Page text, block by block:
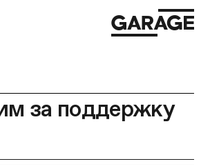
за поддержку